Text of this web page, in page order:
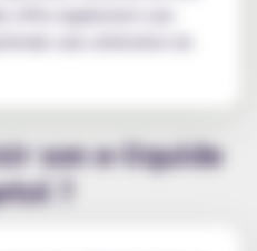
offre également une
son e-liquide
?